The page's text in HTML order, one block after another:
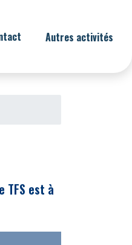
Autres activités
TFS est à